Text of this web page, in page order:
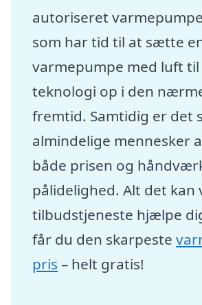
autoriseret
som har tid til at sætte
varmepumpe med luft til
teknologi op i den
fremtid. Samtidig er det
almindelige mennesker
både prisen og
pålidelighed. Alt det kan
tilbudstjeneste hjælpe
får du den skarpeste
pris – helt gratis!